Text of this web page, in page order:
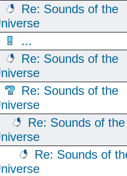
Re: Sounds of the
...
Re: Sounds of the
Re: Sounds of the
Re: Sounds of the
Re: Sounds of